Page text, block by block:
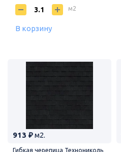
м2
В корзину
913 ₽м2.
Гибкая черепица Технониколь